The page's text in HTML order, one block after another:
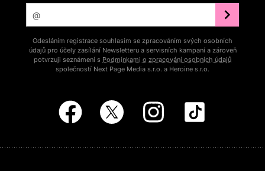
Odesláním registrace souhlasím se zpracováním svých osobních
údajů pro účely zasílání Newsletteru a servisních kampaní a zároveň
potvrzuji seznámení s Podmínkami o zpracování osobních údajů
společností Next Page Media s.r.o. a Heroine s.r.o.